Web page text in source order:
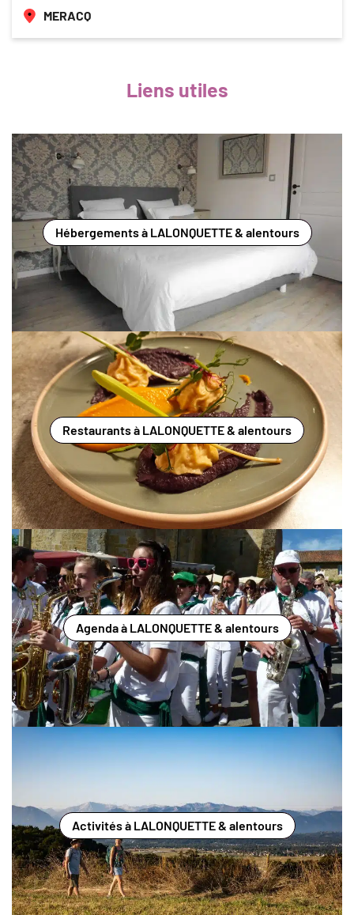
MERACQ
Liens utiles
Hébergements à LALONQUETTE & alentours
Restaurants à LALONQUETTE & alentours
Agenda à LALONQUETTE & alentours
Activités à LALONQUETTE & alentours